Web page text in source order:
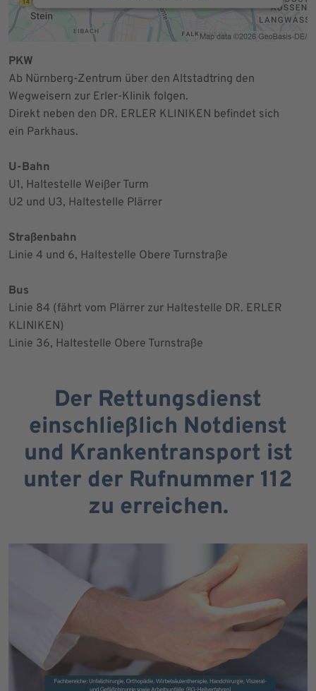
PKW
Ab Nürnberg-Zentrum über den Altstadtring den
Wegweisern zur Erler-Klinik folgen.
Direkt neben den DR. ERLER KLINIKEN befindet sich
ein Parkhaus.
U-Bahn
U1, Haltestelle Weißer Turm
U2 und U3, Haltestelle Plärrer
Straßenbahn
Linie 4 und 6, Haltestelle Obere Turnstraße
Bus
Linie 84 (fährt vom Plärrer zur Haltestelle DR. ERLER
KLINIKEN)
Linie 36, Haltestelle Obere Turnstraße
Der Rettungsdienst
einschließlich Notdienst
und Krankentransport ist
unter der Rufnummer 112
zu erreichen.